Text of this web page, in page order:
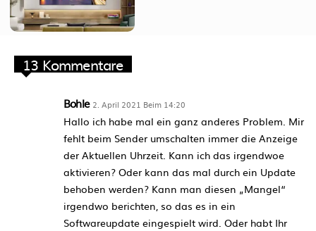
13 Kommentare
Bohle 2. April 2021 Beim 14:20
Hallo ich habe mal ein ganz anderes Problem. Mir
fehlt beim Sender umschalten immer die Anzeige
der Aktuellen Uhrzeit. Kann ich das irgendwoe
aktivieren? Oder kann das mal durch ein Update
behoben werden? Kann man diesen „Mangel“
irgendwo berichten, so das es in ein
Softwareupdate eingespielt wird. Oder habt Ihr